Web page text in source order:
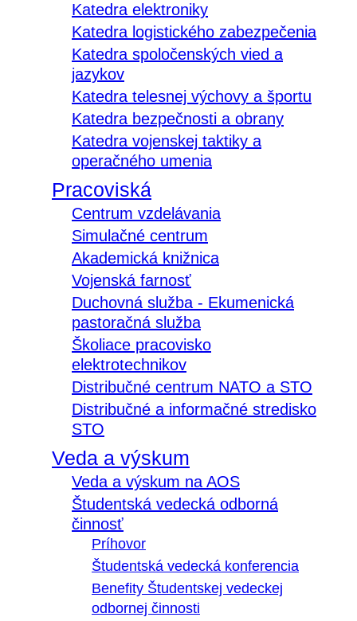
Katedra elektroniky
Katedra logistického zabezpečenia
Katedra spoločenských vied a
jazykov
Katedra telesnej výchovy a športu
Katedra bezpečnosti a obrany
Katedra vojenskej taktiky a
operačného umenia
Pracoviská
Centrum vzdelávania
Simulačné centrum
Akademická knižnica
Vojenská farnosť
Duchovná služba - Ekumenická
pastoračná služba
Školiace pracovisko
elektrotechnikov
Distribučné centrum NATO a STO
Distribučné a informačné stredisko
STO
Veda a výskum
Veda a výskum na AOS
Študentská vedecká odborná
činnosť
Príhovor
Študentská vedecká konferencia
Benefity Študentskej vedeckej
odbornej činnosti